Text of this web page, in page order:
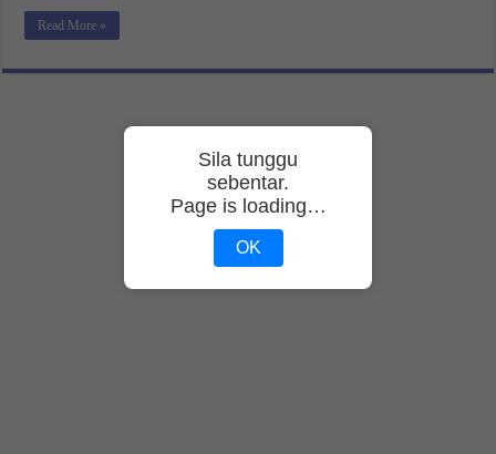
Read More »
Sila tunggu
sebentar.
Page is loading…
OK